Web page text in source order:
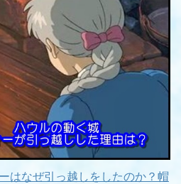
はなぜ引っ越しをしたのか？帽